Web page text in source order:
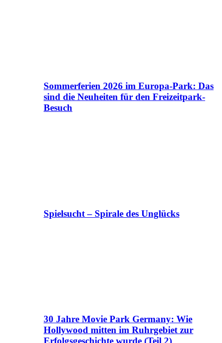
Sommerferien 2026 im Europa-Park: Das
sind die Neuheiten für den Freizeitpark-
Besuch
Spielsucht – Spirale des Unglücks
30 Jahre Movie Park Germany: Wie
Hollywood mitten im Ruhrgebiet zur
Erfolgsgeschichte wurde (Teil 2)